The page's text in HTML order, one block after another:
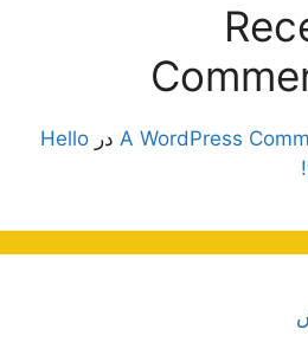
A WordPress در Hello